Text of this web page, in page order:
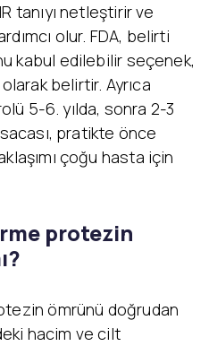
tanıyı netleştirir ve
olur. FDA, belirti
kabul edilebilir seçenek,
belirtir. Ayrıca
5-6. yılda, sonra 2-3
pratikte önce
çoğu hasta için
protezin
ömrünü doğrudan
hacim ve cilt